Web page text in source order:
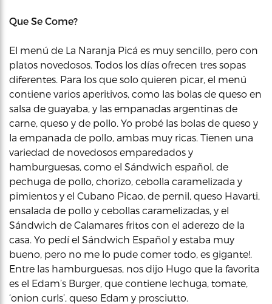
Que Se Come?
El menú de La Naranja Picá es muy sencillo, pero con
platos novedosos. Todos los días ofrecen tres sopas
diferentes. Para los que solo quieren picar, el menú
contiene varios aperitivos, como las bolas de queso en
salsa de guayaba, y las empanadas argentinas de
carne, queso y de pollo. Yo probé las bolas de queso y
la empanada de pollo, ambas muy ricas. Tienen una
variedad de novedosos emparedados y
hamburguesas, como el Sándwich español, de
pechuga de pollo, chorizo, cebolla caramelizada y
pimientos y el Cubano Picao, de pernil, queso Havarti,
ensalada de pollo y cebollas caramelizadas, y el
Sándwich de Calamares fritos con el aderezo de la
casa. Yo pedí el Sándwich Español y estaba muy
bueno, pero no me lo pude comer todo, es gigante!.
Entre las hamburguesas, nos dijo Hugo que la favorita
es el Edam’s Burger, que contiene lechuga, tomate,
‘onion curls’, queso Edam y prosciutto.